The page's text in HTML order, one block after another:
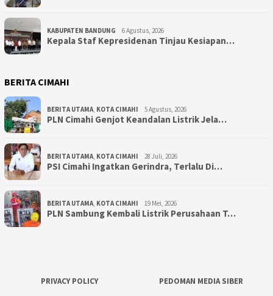
KABUPATEN BANDUNG 6 Agustus, 2026
Kepala Staf Kepresidenan Tinjau Kesiapan…
BERITA CIMAHI
BERITA UTAMA, KOTA CIMAHI 5 Agustus, 2026
PLN Cimahi Genjot Keandalan Listrik Jela…
BERITA UTAMA, KOTA CIMAHI 28 Juli, 2026
PSI Cimahi Ingatkan Gerindra, Terlalu Di…
BERITA UTAMA, KOTA CIMAHI 19 Mei, 2026
PLN Sambung Kembali Listrik Perusahaan T…
PRIVACY POLICY
PEDOMAN MEDIA SIBER